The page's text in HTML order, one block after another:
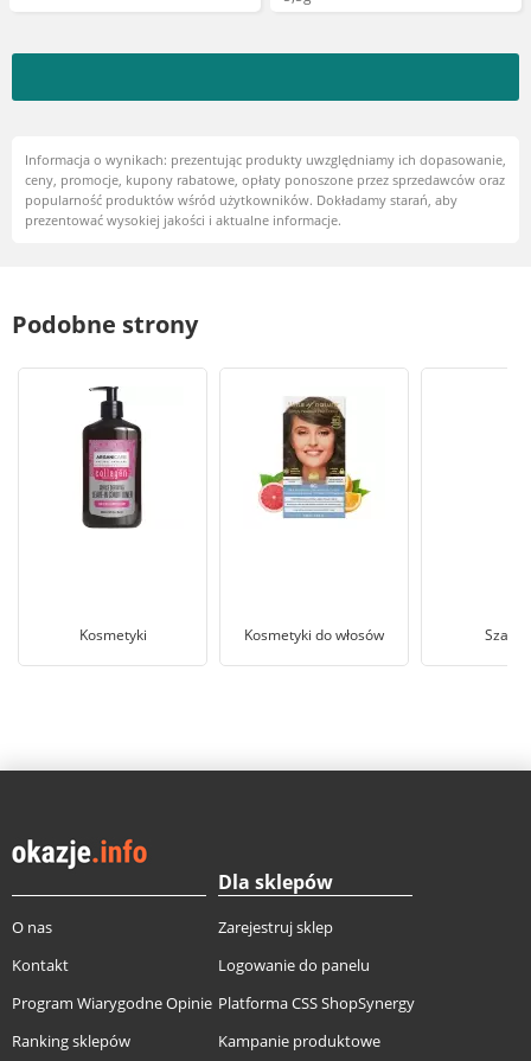
Informacja o wynikach: prezentując produkty uwzględniamy ich dopasowanie,
ceny, promocje, kupony rabatowe, opłaty ponoszone przez sprzedawców oraz
popularność produktów wśród użytkowników. Dokładamy starań, aby
prezentować wysokiej jakości i aktualne informacje.
Podobne strony
Kosmetyki Kosmetyki do włosów
O nas
Kontakt
Program Wiarygodne Opinie
Ranking sklepów
Dla sklepów
Zarejestruj sklep
Logowanie do panelu
Platforma CSS ShopSynergy
Kampanie produktowe